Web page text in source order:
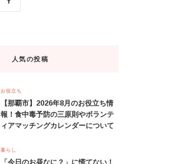
人気の投稿
お役立ち
【那覇市】2026年8月のお役立ち情
報！食中毒予防の三原則やボランテ
ィアマッチングカレンダーについて
暮らし
「今日のお昼なに？」に慌てない！